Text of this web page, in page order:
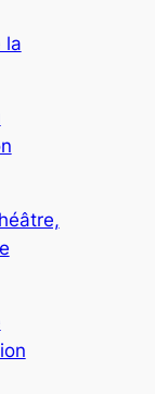
la